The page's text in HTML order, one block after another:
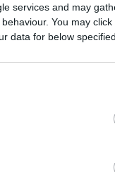
services and may
You may
data for below
τη